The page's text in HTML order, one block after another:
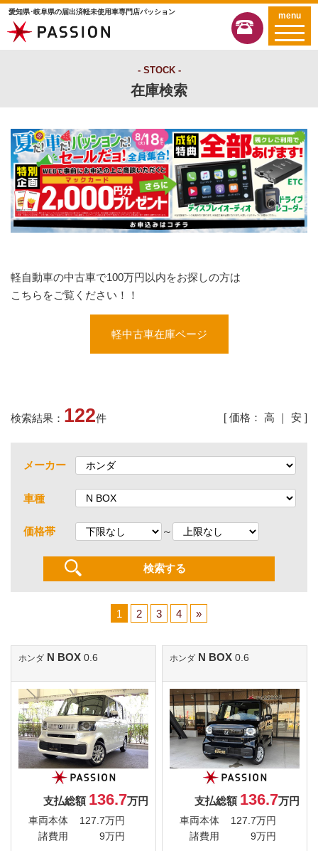
愛知県･岐阜県の届出済軽未使用車専門店パッション menu
STOCK
在庫検索
軽自動車の中古車で100万円以内をお探しの方は
こちらをご覧ください！！
軽中古車在庫ページ
検索結果： 122件 [ 価格： 高 ｜ 安 ]
メーカー
車種
価格帯 ～
1 2 3 4 »
ホンダ N BOX0.6
支払総額 136.7万円
車両本体
127.7万円
諸費用
9万円
ホンダ N BOX0.6
支払総額 136.7万円
車両本体
127.7万円
諸費用
9万円